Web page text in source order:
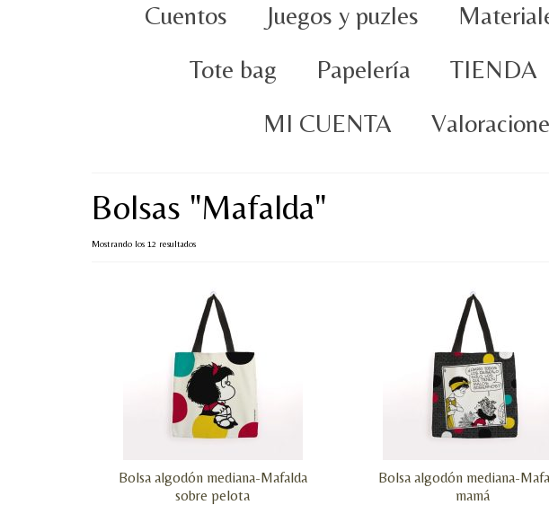
Cuentos Juegos y puzles
Tote bag
Papelería TIENDA
MI CUENTA
Bolsas "Mafalda"
Mostrando los 12 resultadosOrdenado
Bolsa algodón mediana-Mafalda
sobre pelota
Bolsa algodón mediana-
mamá